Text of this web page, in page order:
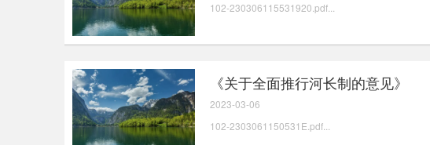
102-230306115531920.pdf...
《关于全面推行河长制的意见》
102-2303061150531E.pdf...
2023-03-06